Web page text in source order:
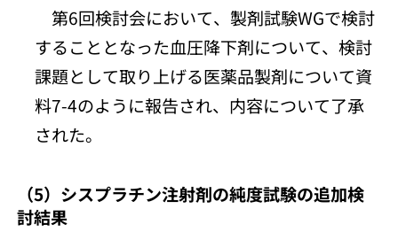
第6回検討会において、製剤試験WGで検討
することとなった血圧降下剤について、検討
課題として取り上げる医薬品製剤について資
料7-4のように報告され、内容について了承
された。
（5）シスプラチン注射剤の純度試験の追加検
討結果